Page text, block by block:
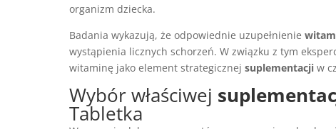
organizm dziecka.
Badania wykazują, że odpowiednie uzupełnienie
wystąpienia licznych schorzeń. W związku z tym
witaminę jako element strategicznej suplementacji w
Wybór właściwej
Tabletka